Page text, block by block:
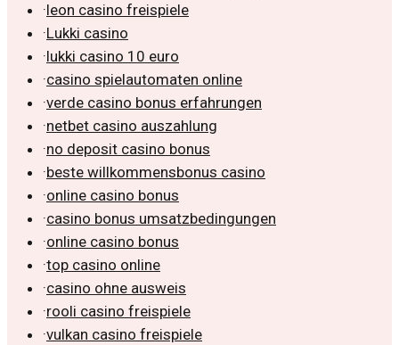
·leon casino freispiele
·Lukki casino
·lukki casino 10 euro
·casino spielautomaten online
·verde casino bonus erfahrungen
·netbet casino auszahlung
·no deposit casino bonus
·beste willkommensbonus casino
·online casino bonus
·casino bonus umsatzbedingungen
·online casino bonus
·top casino online
·casino ohne ausweis
·rooli casino freispiele
·vulkan casino freispiele